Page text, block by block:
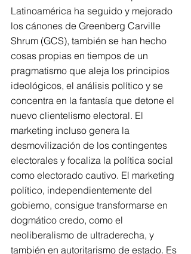
Latinoamérica ha seguido y mejorado
los cánones de Greenberg Carville
Shrum (GCS), también se han hecho
cosas propias en tiempos de un
pragmatismo que aleja los principios
ideológicos, el análisis político y se
concentra en la fantasía que detone el
nuevo clientelismo electoral. El
marketing incluso genera la
desmovilización de los contingentes
electorales y focaliza la política social
como electorado cautivo. El marketing
político, independientemente del
gobierno, consigue transformarse en
dogmático credo, como el
neoliberalismo de ultraderecha, y
también en autoritarismo de estado. Es